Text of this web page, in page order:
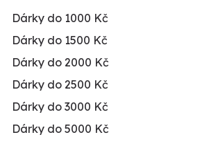
Dárky do 1000 Kč
Dárky do 1500 Kč
Dárky do 2000 Kč
Dárky do 2500 Kč
Dárky do 3000 Kč
Dárky do 5000 Kč